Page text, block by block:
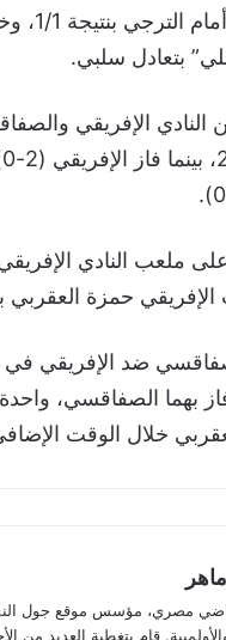
بتعادل سلبي.
الإفريقي حمزة
مصري، مؤسس موقع جول
قام بتغطية العديد من